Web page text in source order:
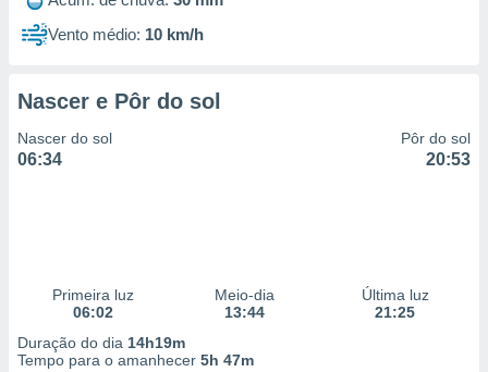
Vento médio: 10 km/h
Nascer e Pôr do sol
Nascer do sol
06:34
Pôr do sol
20:53
Primeira luz
06:02
Meio-dia
13:44
Última luz
21:25
Duração do dia 14h19m
Tempo para o amanhecer 5h 47m